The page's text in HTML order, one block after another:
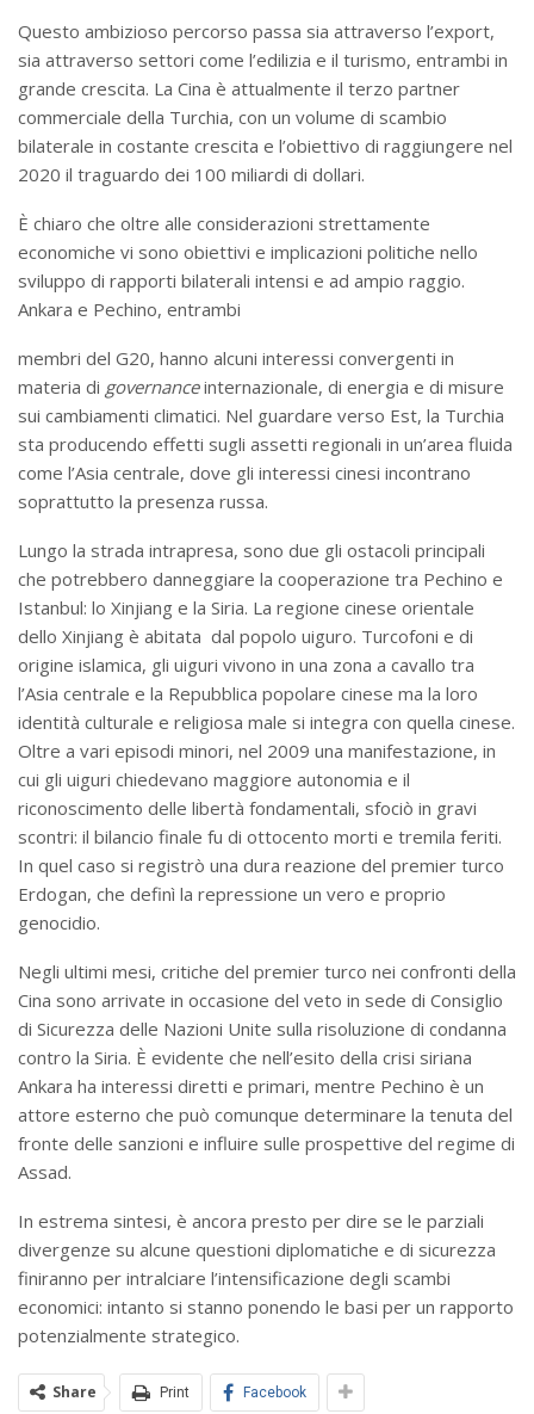
Questo ambizioso percorso passa sia attraverso l’export,
sia attraverso settori come l’edilizia e il turismo, entrambi in
grande crescita. La Cina è attualmente il terzo partner
commerciale della Turchia, con un volume di scambio
bilaterale in costante crescita e l’obiettivo di raggiungere nel
2020 il traguardo dei 100 miliardi di dollari.
È chiaro che oltre alle considerazioni strettamente
economiche vi sono obiettivi e implicazioni politiche nello
sviluppo di rapporti bilaterali intensi e ad ampio raggio.
Ankara e Pechino, entrambi
membri del G20, hanno alcuni interessi convergenti in
materia di governanceinternazionale, di energia e di misure
sui cambiamenti climatici. Nel guardare verso Est, la Turchia
sta producendo effetti sugli assetti regionali in un’area fluida
come l’Asia centrale, dove gli interessi cinesi incontrano
soprattutto la presenza russa.
Lungo la strada intrapresa, sono due gli ostacoli principali
che potrebbero danneggiare la cooperazione tra Pechino e
Istanbul: lo Xinjiang e la Siria. La regione cinese orientale
dello Xinjiang è abitata dal popolo uiguro. Turcofoni e di
origine islamica, gli uiguri vivono in una zona a cavallo tra
l’Asia centrale e la Repubblica popolare cinese ma la loro
identità culturale e religiosa male si integra con quella cinese.
Oltre a vari episodi minori, nel 2009 una manifestazione, in
cui gli uiguri chiedevano maggiore autonomia e il
riconoscimento delle libertà fondamentali, sfociò in gravi
scontri: il bilancio finale fu di ottocento morti e tremila feriti.
In quel caso si registrò una dura reazione del premier turco
Erdogan, che definì la repressione un vero e proprio
genocidio.
Negli ultimi mesi, critiche del premier turco nei confronti della
Cina sono arrivate in occasione del veto in sede di Consiglio
di Sicurezza delle Nazioni Unite sulla risoluzione di condanna
contro la Siria. È evidente che nell’esito della crisi siriana
Ankara ha interessi diretti e primari, mentre Pechino è un
attore esterno che può comunque determinare la tenuta del
fronte delle sanzioni e influire sulle prospettive del regime di
Assad.
In estrema sintesi, è ancora presto per dire se le parziali
divergenze su alcune questioni diplomatiche e di sicurezza
finiranno per intralciare l’intensificazione degli scambi
economici: intanto si stanno ponendo le basi per un rapporto
potenzialmente strategico.
Share Print Facebook